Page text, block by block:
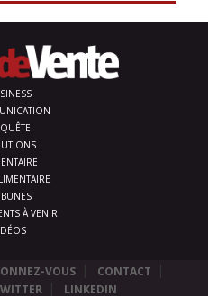
À VENIR
VOUS
CONTACT
LINKEDIN